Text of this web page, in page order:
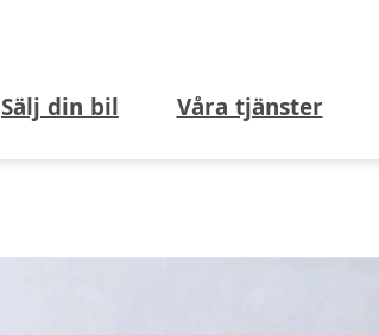
Sälj din bil Våra tjänster